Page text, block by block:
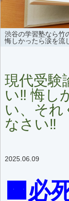
渋谷の学習塾なら竹
悔しかったら涙を流
現代受験
い‼️ 悔し
い、それ
なさい‼️
2025.06.09
🟧必